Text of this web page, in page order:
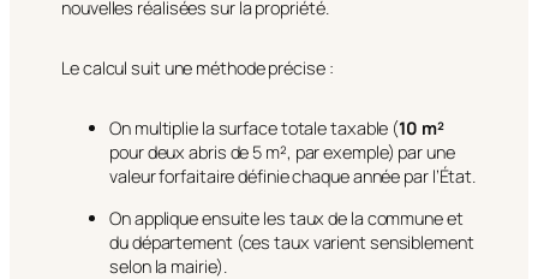
nouvelles réalisées sur la propriété.
Le calcul suit une méthode précise :
On multiplie la surface totale taxable (10 m²
pour deux abris de 5 m², par exemple) par une
valeur forfaitaire définie chaque année par l’État.
On applique ensuite les taux de la commune et
du département (ces taux varient sensiblement
selon la mairie).